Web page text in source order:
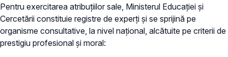
Pentru exercitarea atribuţiilor sale, Ministerul Educaţiei și
Cercetării constituie registre de experţi şi se sprijină pe
organisme consultative, la nivel naţional, alcătuite pe criterii de
prestigiu profesional şi moral: